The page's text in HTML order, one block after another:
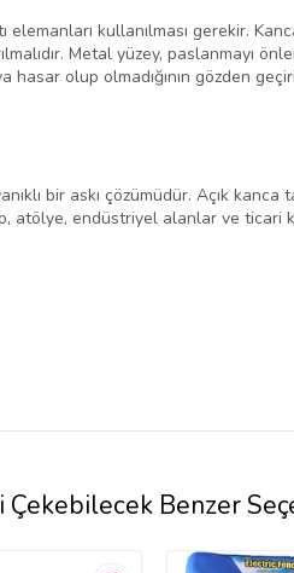
elemanları kullanılması gerekir.
Metal yüzey, paslanmayı
olup olmadığının gözden
bir askı çözümüdür. Açık kanca
atölye, endüstriyel alanlar ve ticari
Çekebilecek Benzer